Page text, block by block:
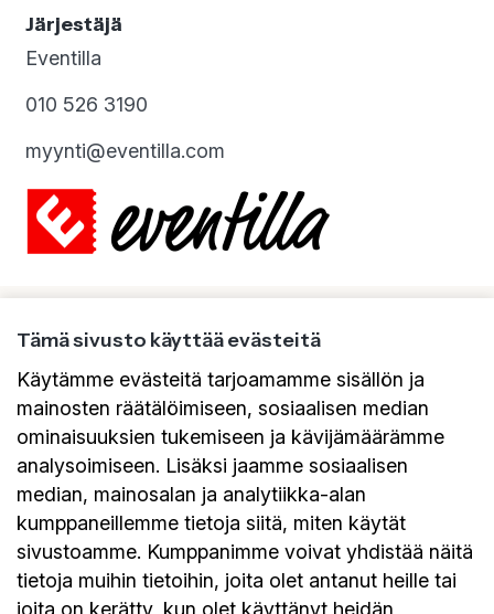
Järjestäjä
Eventilla
010 526 3190
myynti@eventilla.com
Tämä sivusto käyttää evästeitä
Käytämme evästeitä tarjoamamme sisällön ja
mainosten räätälöimiseen, sosiaalisen median
ominaisuuksien tukemiseen ja kävijämäärämme
analysoimiseen. Lisäksi jaamme sosiaalisen
median, mainosalan ja analytiikka-alan
kumppaneillemme tietoja siitä, miten käytät
sivustoamme. Kumppanimme voivat yhdistää näitä
tietoja muihin tietoihin, joita olet antanut heille tai
joita on kerätty, kun olet käyttänyt heidän
Eventilla on tapahtumanhallintajärjestelmä
verkossa. Avullamme luot unohtumattomat
tapahtumakokemukset niin verkossa,
hybiridinä kuin paikan päälläkin.
Eventilla mahdollistaa oman brändisi
mukaisen ilmoittautumisprosessin,
automaattisen tapahtumaviestinnän ja